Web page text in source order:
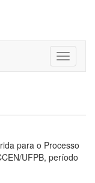
Toggle
para o Processo
UFPB, período